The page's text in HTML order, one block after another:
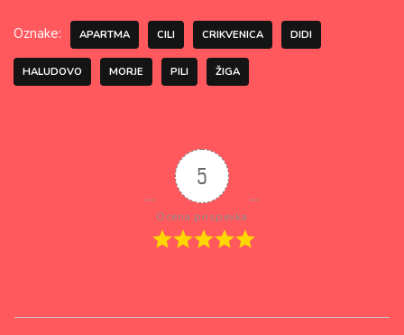
Oznake: APARTMA CILI CRIKVENICA DIDI
HALUDOVO MORJE PILI ŽIGA
5
Ocena prispevka